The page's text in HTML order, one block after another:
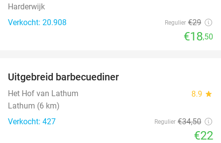
Harderwijk
Verkocht: 20.908
Regulier €29
€18,50
Uitgebreid barbecuediner
Het Hof van Lathum 8.9 star
Lathum (6 km)
Verkocht: 427
Regulier €34,50
€22